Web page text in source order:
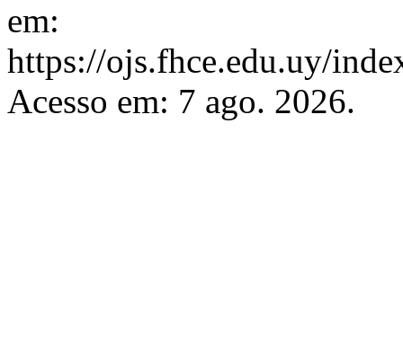
em:
https://ojs.fhce.edu.uy/
Acesso em: 7 ago. 2026.